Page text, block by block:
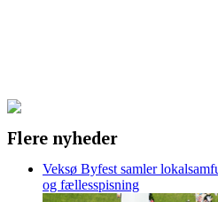
Flere nyheder
Veksø Byfest samler
og fællesspisning